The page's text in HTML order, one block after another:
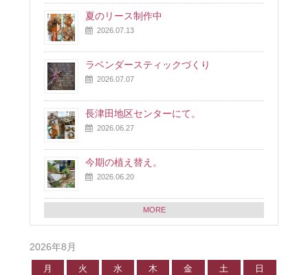
夏のリース制作中
2026.07.13
ラベンダースティックづくり
2026.07.07
長津田地区センターにて。
2026.06.27
今期の植え替え。
2026.06.20
MORE
2026年8月
月 火 水 木 金 土 日